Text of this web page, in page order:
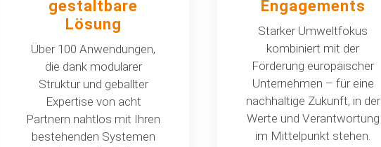
gestaltbare
Lösung
Über 100 Anwendungen,
die dank modularer
Struktur und geballter
Expertise von acht
Partnern nahtlos mit Ihren
bestehenden Systemen
Engagements
Starker Umweltfokus
kombiniert mit der
Förderung europäischer
Unternehmen – für eine
nachhaltige Zukunft, in der
Werte und Verantwortung
im Mittelpunkt stehen.